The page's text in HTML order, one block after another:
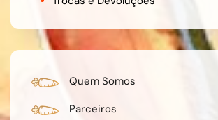
Quem Somos
Parceiros